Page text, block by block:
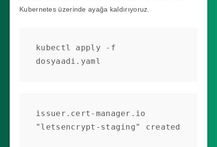
Kubernetes üzerinde ayağa kaldırıyoruz.
kubectl apply -f
dosyaadi.yaml
issuer.cert-manager.io
"letsencrypt-staging" created